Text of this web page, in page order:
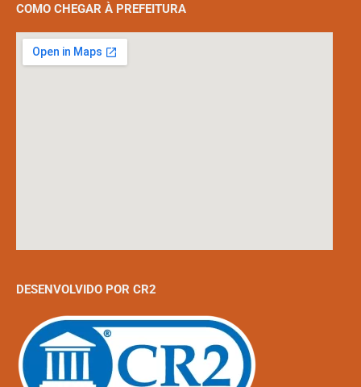
COMO CHEGAR À PREFEITURA
DESENVOLVIDO POR CR2